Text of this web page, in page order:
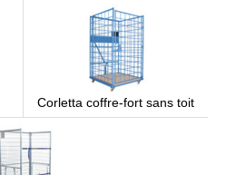
Corletta coffre-fort sans toit